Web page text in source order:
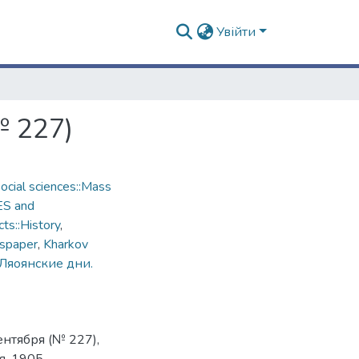
Увійти
227)
sciences::Mass
and
,
, Kharkov
дни.
(№ 227),